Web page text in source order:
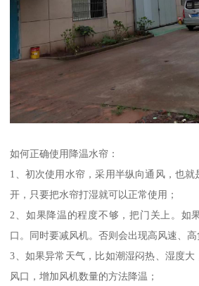
如何正确使用降温水帘：
1、初次使用水帘，采用半纵向通风，也
开，只要把水帘打湿就可以正常使用；
2、如果降温的程度不够，把门关上。如
口。同时要减风机。否则会出现高风速、高
3、如果异常天气，比如潮湿闷热、湿度
风口，增加风机数量的方法降温；